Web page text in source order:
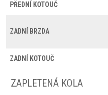
PŘEDNÍ KOTOUČ
ZADNÍ BRZDA
ZADNÍ KOTOUČ
ZAPLETENÁ KOLA